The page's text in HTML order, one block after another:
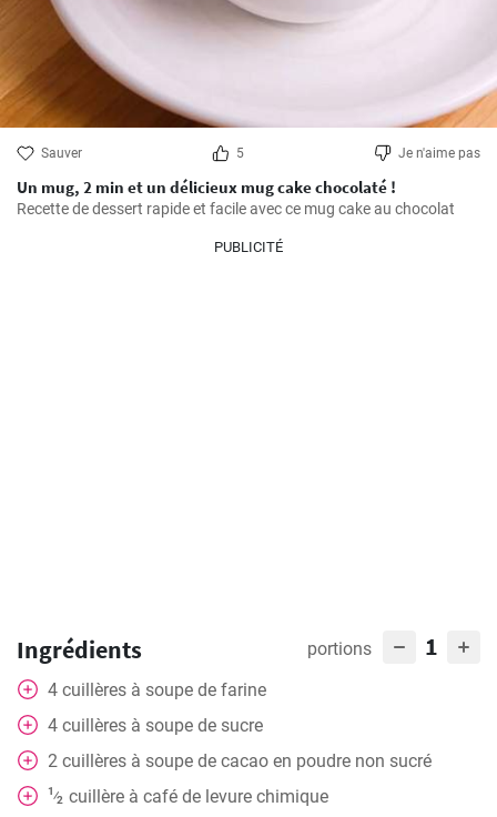
Sauver 5 Je n'aime pas
Un mug, 2 min et un délicieux mug cake chocolaté !
Recette de dessert rapide et facile avec ce mug cake au chocolat
PUBLICITÉ
Ingrédients portions 1
4 cuillères à soupe de farine
4 cuillères à soupe de sucre
2 cuillères à soupe de cacao en poudre non sucré
1⁄2 cuillère à café de levure chimique